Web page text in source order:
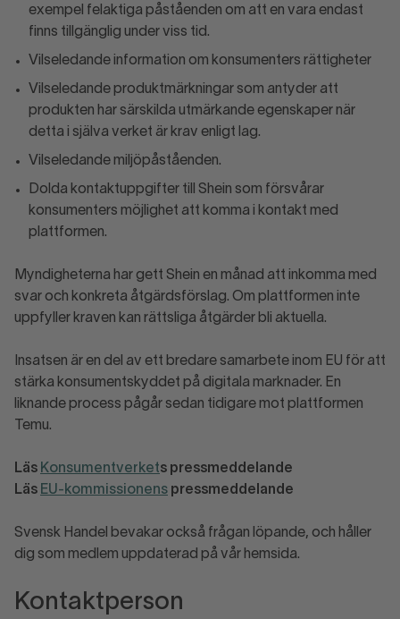
exempel felaktiga påståenden om att en vara endast
finns tillgänglig under viss tid.
Vilseledande information om konsumenters rättigheter
Vilseledande produktmärkningar som antyder att
produkten har särskilda utmärkande egenskaper när
detta i själva verket är krav enligt lag.
Vilseledande miljöpåståenden.
Dolda kontaktuppgifter till Shein som försvårar
konsumenters möjlighet att komma i kontakt med
plattformen.
Myndigheterna har gett Shein en månad att inkomma med
svar och konkreta åtgärdsförslag. Om plattformen inte
uppfyller kraven kan rättsliga åtgärder bli aktuella.
Insatsen är en del av ett bredare samarbete inom EU för att
stärka konsumentskyddet på digitala marknader. En
liknande process pågår sedan tidigare mot plattformen
Temu.
Läs Konsumentverkets pressmeddelande
Läs EU-kommissionens pressmeddelande
Svensk Handel bevakar också frågan löpande, och håller
dig som medlem uppdaterad på vår hemsida.
Kontaktperson